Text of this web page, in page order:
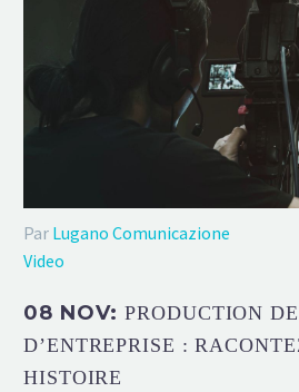
Par Lugano Comunicazione
Video
08 NOV:PRODUCTION
D’ENTREPRISE :
HISTOIRE